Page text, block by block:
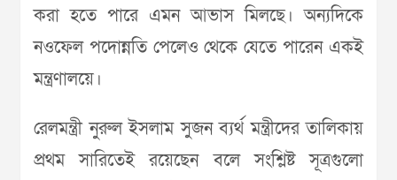
করা হতে পারে এমন আভাস মিলছে। অন্যদিকে
নওফেল পদোন্নতি পেলেও থেকে যেতে পারেন একই
মন্ত্রণালয়ে।
রেলমন্ত্রী নুরুল ইসলাম সুজন ব্যর্থ মন্ত্রীদের তালিকায়
প্রথম সারিতেই রয়েছেন বলে সংশ্লিষ্ট সূত্রগুলো